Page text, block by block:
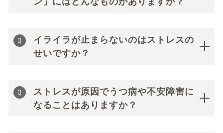
イライラが止まらないのはストレスの
せいですか？
ストレスが原因でうつ病や不安障害に
なることはありますか？